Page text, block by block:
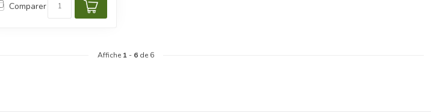
Comparer
Affiche 1 - 6 de 6